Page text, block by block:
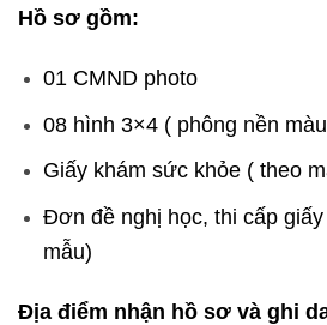
Hồ sơ gồm:
01 CMND photo
08 hình 3×4 ( phông nền
Giấy khám sức khỏe ( theo
Đơn đề nghị học, thi cấp
mẫu)
Địa điểm nhận hồ sơ và ghi